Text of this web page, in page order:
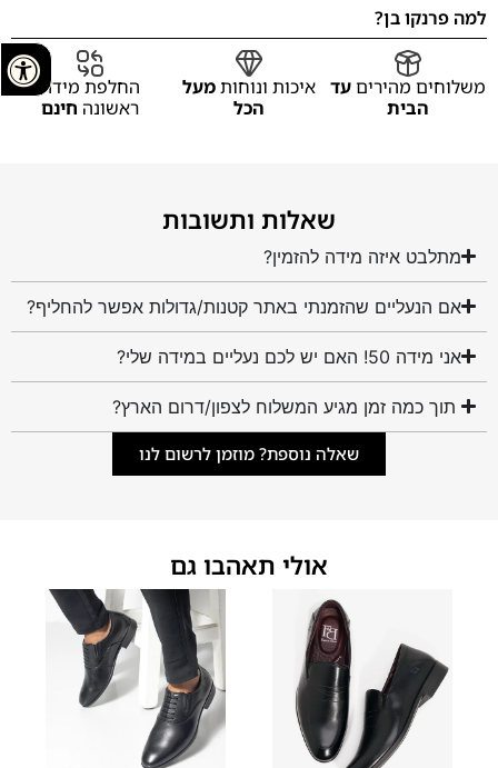
למה פרנקו בן?
משלוחים מהיריםעד
הבית
איכות ונוחותמעל
הכל
החלפת מידה
ראשונה חינם
שאלות ותשובות
מתלבט איזה מידה להזמין?
אם הנעליים שהזמנתי באתר קטנות/גדולות אפשר להחליף?
אני מידה 50! האם יש לכם נעליים במידה שלי?
תוך כמה זמן מגיע המשלוח לצפון/דרום הארץ?
שאלה נוספת? מוזמן לרשום לנו
אולי תאהבו גם